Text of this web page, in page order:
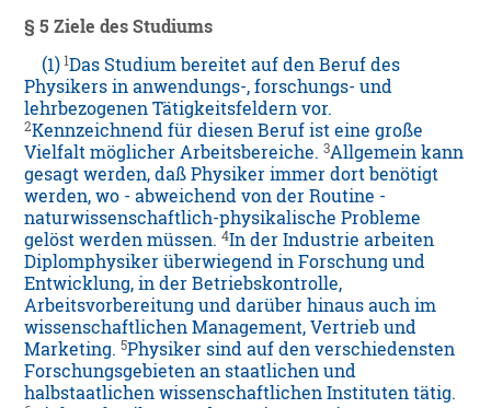
§ 5 Ziele des Studiums
(1) 1Das Studium bereitet auf den Beruf des
Physikers in anwendungs-, forschungs- und
lehrbezogenen Tätigkeitsfeldern vor.
2Kennzeichnend für diesen Beruf ist eine große
Vielfalt möglicher Arbeitsbereiche.3Allgemein kann
gesagt werden, daß Physiker immer dort benötigt
werden, wo - abweichend von der Routine -
naturwissenschaftlich-physikalische Probleme
gelöst werden müssen.4In der Industrie arbeiten
Diplomphysiker überwiegend in Forschung und
Entwicklung, in der Betriebskontrolle,
Arbeitsvorbereitung und darüber hinaus auch im
wissenschaftlichen Management, Vertrieb und
Marketing.5Physiker sind auf den verschiedensten
Forschungsgebieten an staatlichen und
halbstaatlichen wissenschaftlichen Instituten tätig.